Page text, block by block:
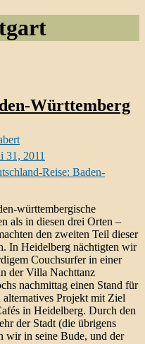
Württemberg
31, 2011
Reise: Baden-
württembergische
als in diesen drei Orten –
den zweiten Teil dieser
In Heidelberg nächtigten wir
Couchsurfer in einer
der Villa Nachttanz
nachmittag einen Stand für
alternatives Projekt mit Ziel
in Heidelberg. Durch den
der Stadt (die übrigens
wir in seine Bude, und der